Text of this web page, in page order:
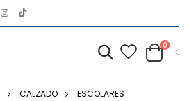
0
CALZADO ESCOLARES